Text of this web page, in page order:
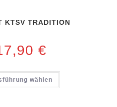
KTSV TRADITION
€
wählen